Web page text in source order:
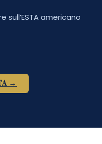
americano
→